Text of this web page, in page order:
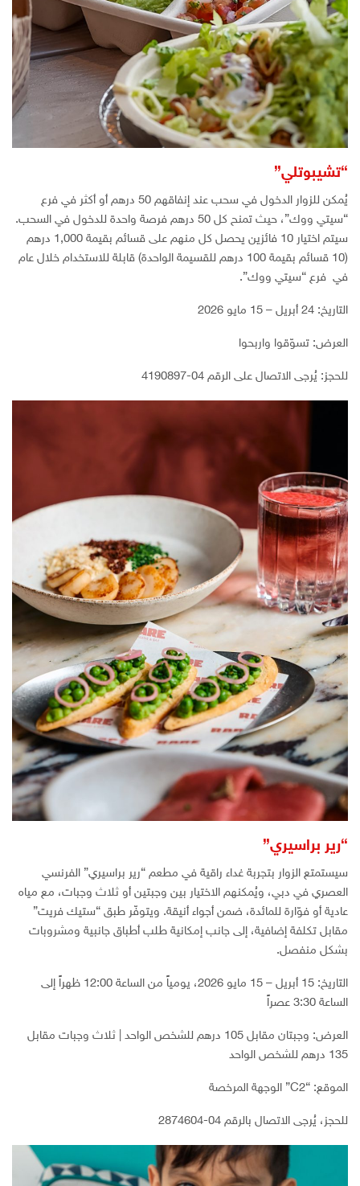
“تشيبوتلي”
يُمكن للزوار الدخول في سحب عند إنفاقهم 50 درهم أو أكثر في فرع
“سيتي ووك”، حيث تمنح كل 50 درهم فرصة واحدة للدخول في السحب.
سيتم اختيار 10 فائزين يحصل كل منهم على قسائم بقيمة 1,000 درهم
(10 قسائم بقيمة 100 درهم للقسيمة الواحدة) قابلة للاستخدام خلال عام
في فرع “سيتي ووك”.
التاريخ: 24 أبريل – 15 مايو 2026
العرض: تسوّقوا واربحوا
للحجز: يُرجى الاتصال على الرقم 04-4190897
“رير براسيري”
سيستمتع الزوار بتجربة غداء راقية في مطعم “رير براسيري” الفرنسي
العصري في دبي، ويُمكنهم الاختيار بين وجبتين أو ثلاث وجبات، مع مياه
عادية أو فوّارة للمائدة، ضمن أجواء أنيقة. ويتوفّر طبق “ستيك فريت”
مقابل تكلفة إضافية، إلى جانب إمكانية طلب أطباق جانبية ومشروبات
بشكل منفصل.
التاريخ: 15 أبريل – 15 مايو 2026، يومياً من الساعة 12:00 ظهراً إلى
الساعة 3:30 عصراً
العرض: وجبتان مقابل 105 درهم للشخص الواحد | ثلاث وجبات مقابل
135 درهم للشخص الواحد
الموقع: “C2” الوجهة المرخصة
للحجز، يُرجى الاتصال بالرقم 04-2874604